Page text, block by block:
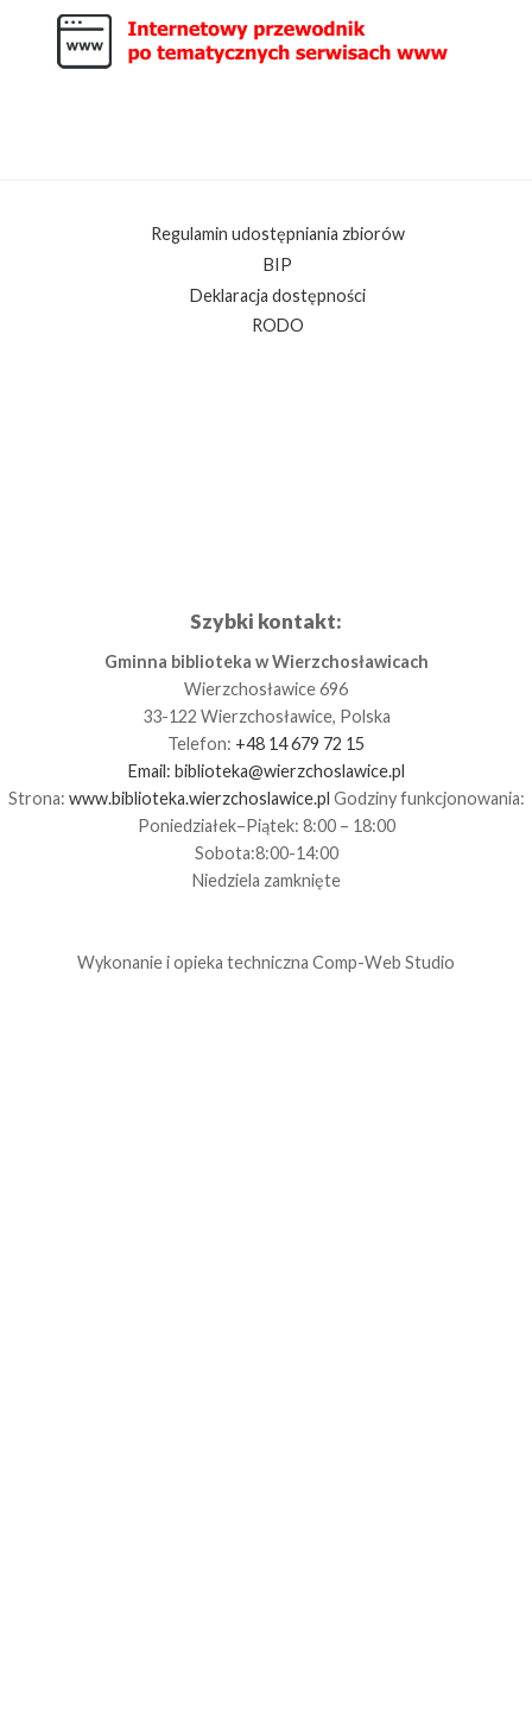
Regulamin udostępniania zbiorów
BIP
Deklaracja dostępności
RODO
Szybki kontakt:
Gminna biblioteka w Wierzchosławicach
Wierzchosławice 696
33-122 Wierzchosławice, Polska
Telefon: +48 14 679 72 15
Email: biblioteka@wierzchoslawice.pl
Strona: www.biblioteka.wierzchoslawice.pl Godziny funkcjonowania:
Poniedziałek–Piątek: 8:00 – 18:00
Sobota:8:00-14:00
Niedziela zamknięte
Wykonanie i opieka techniczna Comp-Web Studio